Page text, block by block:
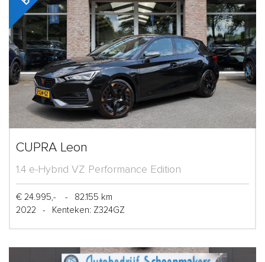
CUPRA Leon
1.4 e-Hybrid VZ Performance Edition
€ 24.995,- -
82.155 km
2022
- Kenteken: Z324GZ